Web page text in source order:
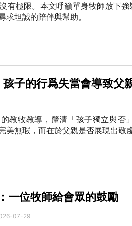
有極限。本文呼籲單身牧師放下
求坦誠的陪伴與幫助。
子的行爲失當會導致父
教牧教導，釐清「孩子獨立與否
美無瑕，而在於父親是否展現出敬
一位牧師給會眾的鼓勵
07-29